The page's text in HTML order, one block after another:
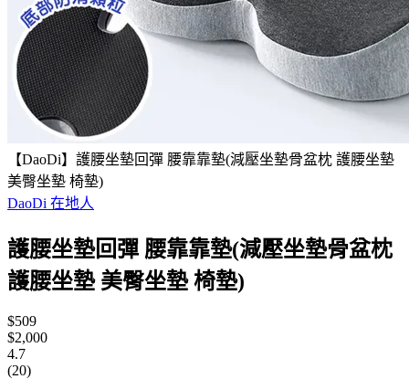
【DaoDi】護腰坐墊回彈 腰靠靠墊(減壓坐墊骨盆枕 護腰坐墊
美臀坐墊 椅墊)
DaoDi 在地人
護腰坐墊回彈 腰靠靠墊(減壓坐墊骨盆枕
護腰坐墊 美臀坐墊 椅墊)
$509
$2,000
4.7
(20)